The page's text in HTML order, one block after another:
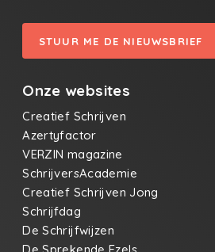
STUUR ME DE NIEUWSBRIEF
Onze websites
Creatief Schrijven
Azertyfactor
VERZIN magazine
SchrijversAcademie
Creatief Schrijven Jong
Schrijfdag
De Schrijfwijzen